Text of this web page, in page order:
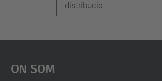
distribució
On Som